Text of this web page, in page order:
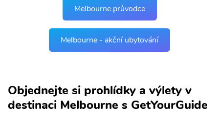
Melbourne průvodce
Melbourne - akční ubytování
Objednejte si prohlídky a výlety v
destinaci Melbourne s GetYourGuide